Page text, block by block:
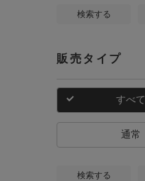
検索する
販売タイプ
すべて
通常
検索する